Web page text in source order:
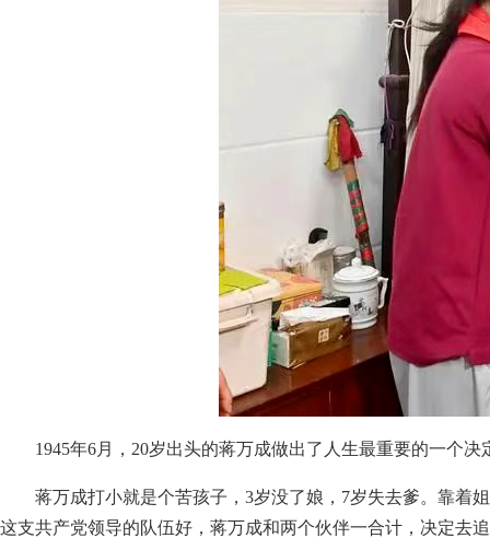
1945年6月，20岁出头的蒋万成做出了人生最重要的一个
蒋万成打小就是个苦孩子，3岁没了娘，7岁失去爹。靠着
这支共产党领导的队伍好，蒋万成和两个伙伴一合计，决定去